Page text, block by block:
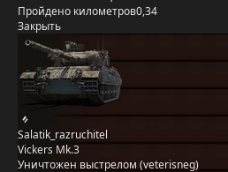
Пройдено километров0,34
Закрыть
Salatik_razruchitel
Vickers Mk.3
Уничтожен выстрелом (veterisneg)